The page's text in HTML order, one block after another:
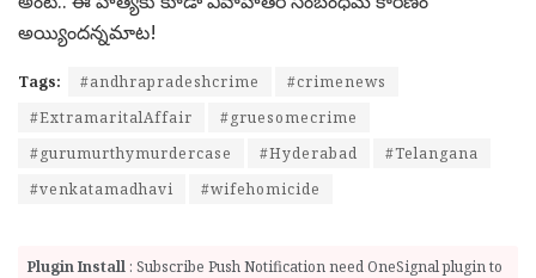
అయ్యిందన్నమాట!
Tags: #andhrapradeshcrime
#crimenews
#ExtramaritalAffair
#gruesomecrime
#gurumurthymurdercase
#Hyderabad
#Telangana
#venkatamadhavi
#wifehomicide
Plugin Install : Subscribe Push Notification need OneSignal plugin to